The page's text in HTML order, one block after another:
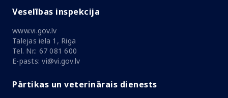
Veselības inspekcija
www.vi.gov.lv
Talejas iela 1, Riga
Tel. Nr.: 67 081 600
E-pasts: vi@vi.gov.lv
Pārtikas un veterinārais dienests